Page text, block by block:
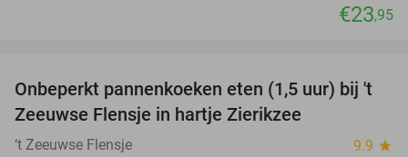
€23,95
67%
Onbeperkt pannenkoeken eten (1,5 uur) bij 't
Zeeuwse Flensje in hartje Zierikzee
‘t Zeeuwse Flensje 9.9 star